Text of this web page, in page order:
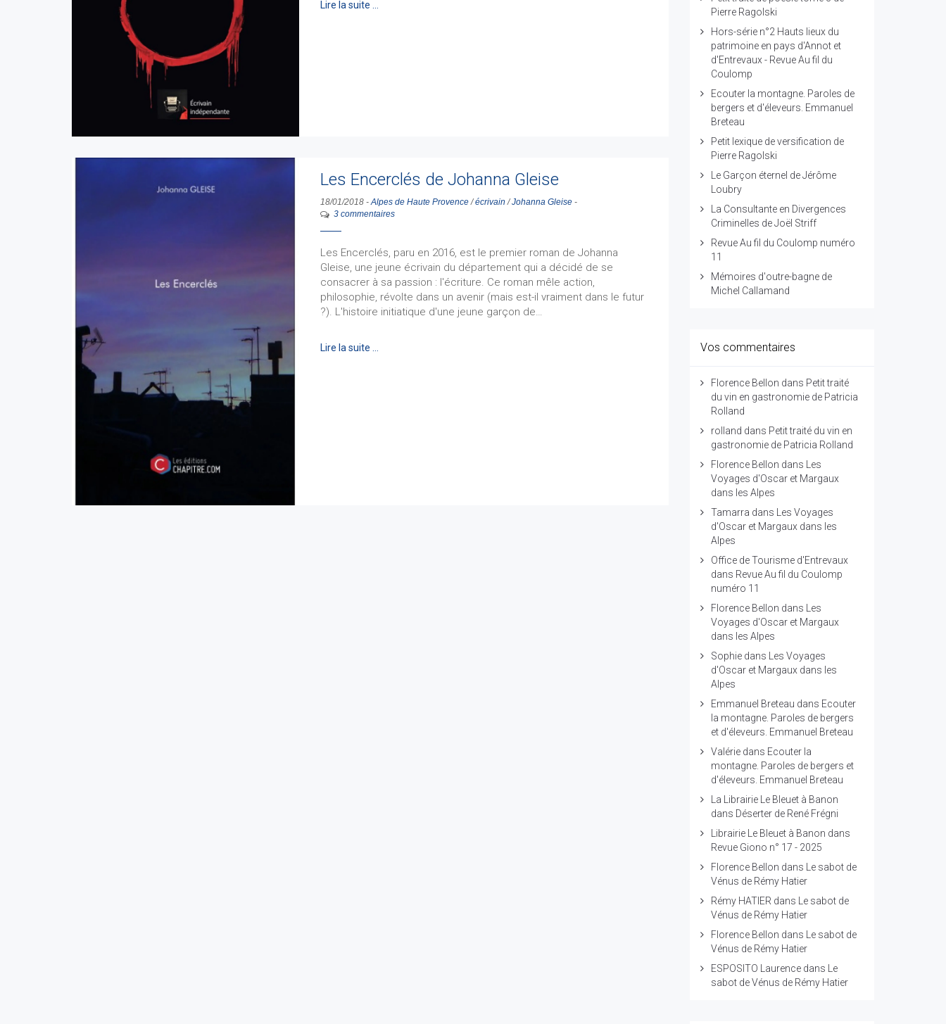
Lire la suite …
Les Encerclés de Johanna Gleise
18/01/2018 -Alpes de Haute Provence /écrivain /Johanna Gleise -
3 commentaires
Les Encerclés, paru en 2016, est le premier roman de Johanna
Gleise, une jeune écrivain du département qui a décidé de se
consacrer à sa passion : l'écriture. Ce roman mêle action,
philosophie, révolte dans un avenir (mais est-il vraiment dans le futur
?). L'histoire initiatique d'une jeune garçon de…
Lire la suite …
Pierre Ragolski
Hors-série n°2 Hauts lieux du
patrimoine en pays d'Annot et
d'Entrevaux - Revue Au fil du
Coulomp
Ecouter la montagne. Paroles de
bergers et d'éleveurs. Emmanuel
Breteau
Petit lexique de versification de
Pierre Ragolski
Le Garçon éternel de Jérôme
Loubry
La Consultante en Divergences
Criminelles de Joël Striff
Revue Au fil du Coulomp numéro
11
Mémoires d'outre-bagne de
Michel Callamand
Vos commentaires
Florence Bellon dans Petit traité
du vin en gastronomie de Patricia
Rolland
rolland dans Petit traité du vin en
gastronomie de Patricia Rolland
Florence Bellon dans
Les
Voyages d'Oscar et Margaux
dans les Alpes
Tamarra dans
Les Voyages
d'Oscar et Margaux dans les
Alpes
Office de Tourisme d'Entrevaux
dans Revue Au fil du Coulomp
numéro 11
Florence Bellon dans
Les
Voyages d'Oscar et Margaux
dans les Alpes
Sophiedans
Les Voyages
d'Oscar et Margaux dans les
Alpes
Emmanuel Breteau dans Ecouter
la montagne. Paroles de bergers
et d'éleveurs. Emmanuel Breteau
Valériedans Ecouter la
montagne. Paroles de bergers et
d'éleveurs. Emmanuel Breteau
La Librairie Le Bleuet à Banon
dans Déserter de René Frégni
Librairie Le Bleuet à Banon dans
Revue Giono n° 17 - 2025
Florence Bellon dans
Le sabot de
Vénus de Rémy Hatier
Rémy HATIER dans
Le sabot de
Vénus de Rémy Hatier
Florence Bellon dans
Le sabot de
Vénus de Rémy Hatier
ESPOSITO Laurencedans
Le
sabot de Vénus de Rémy Hatier